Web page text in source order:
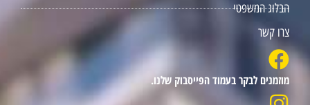
הבלוג המשפטי
צרו קשר
מוזמנים לבקר בעמוד הפייסבוק שלנו.